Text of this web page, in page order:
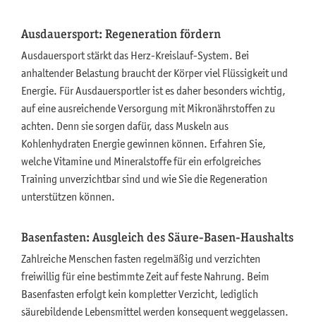
Ausdauersport: Regeneration fördern
Ausdauersport stärkt das Herz-Kreislauf-System. Bei
anhaltender Belastung braucht der Körper viel Flüssigkeit und
Energie. Für Ausdauersportler ist es daher besonders wichtig,
auf eine ausreichende Versorgung mit Mikronährstoffen zu
achten. Denn sie sorgen dafür, dass Muskeln aus
Kohlenhydraten Energie gewinnen können. Erfahren Sie,
welche Vitamine und Mineralstoffe für ein erfolgreiches
Training unverzichtbar sind und wie Sie die Regeneration
unterstützen können.
Basenfasten: Ausgleich des Säure-Basen-Haushalts
Zahlreiche Menschen fasten regelmäßig und verzichten
freiwillig für eine bestimmte Zeit auf feste Nahrung. Beim
Basenfasten erfolgt kein kompletter Verzicht, lediglich
säurebildende Lebensmittel werden konsequent weggelassen.